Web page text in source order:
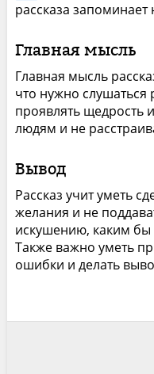
рассказа
Главная мысль
Главная мысль
что нужно
проявлять щедрость
людям и не
Вывод
Рассказ учит уметь
желания и не
искушению, каким бы
Также важно уметь
ошибки и делать